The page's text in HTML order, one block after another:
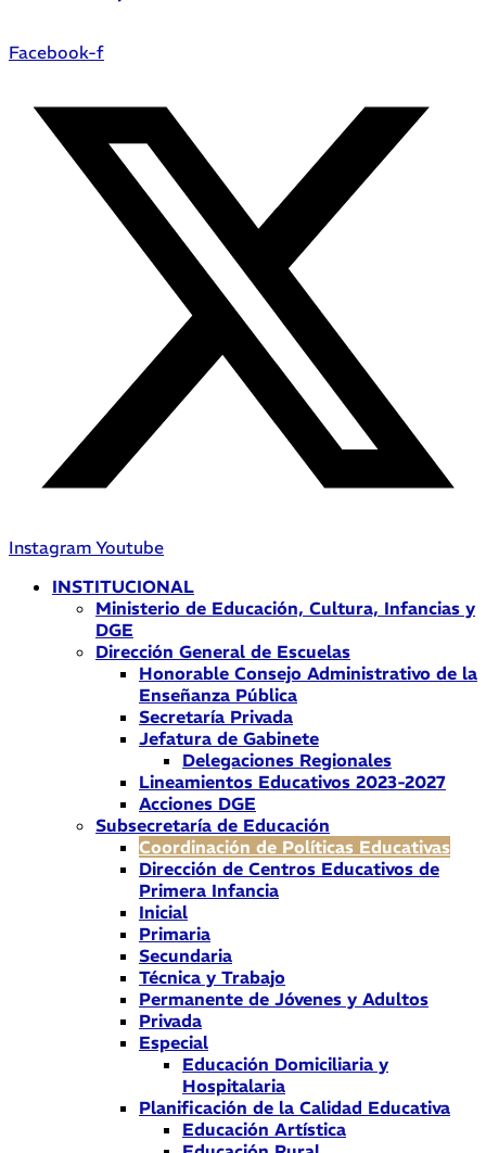
Facebook-f
Instagram Youtube
INSTITUCIONAL
Ministerio de Educación, Cultura, Infancias y
DGE
Dirección General de Escuelas
Honorable Consejo Administrativo de la
Enseñanza Pública
Secretaría Privada
Jefatura de Gabinete
Delegaciones Regionales
Lineamientos Educativos 2023-2027
Acciones DGE
Subsecretaría de Educación
Coordinación de Políticas Educativas
Dirección de Centros Educativos de
Primera Infancia
Inicial
Primaria
Secundaria
Técnica y Trabajo
Permanente de Jóvenes y Adultos
Privada
Especial
Educación Domiciliaria y
Hospitalaria
Planificación de la Calidad Educativa
Educación Artística